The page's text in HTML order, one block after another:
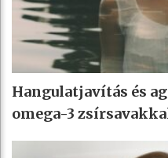
Hangulatjavítás és
omega-3